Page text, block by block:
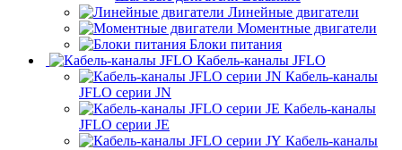
Линейные двигатели
Моментные двигатели
Блоки питания
Кабель-каналы JFLO
Кабель-каналы
JFLO серии JN
Кабель-каналы
JFLO серии JE
Кабель-каналы